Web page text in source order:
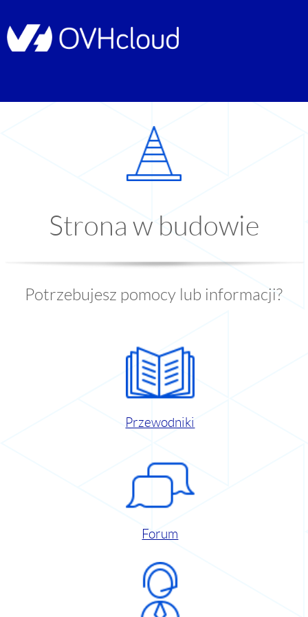
Strona w budowie
Potrzebujesz pomocy lub informacji?
Przewodniki
Forum